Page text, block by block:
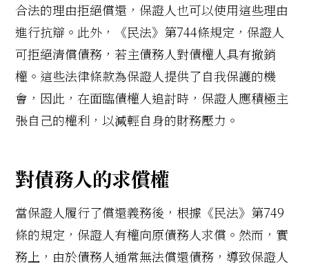
合法的理由拒絕償還，保證人也可以使用這些理由
進行抗辯。此外，《民法》第744條規定，保證人
可拒絕清償債務，若主債務人對債權人具有撤銷
權。這些法律條款為保證人提供了自我保護的機
會，因此，在面臨債權人追討時，保證人應積極主
張自己的權利，以減輕自身的財務壓力。
對債務人的求償權
當保證人履行了償還義務後，根據《民法》第749
條的規定，保證人有權向原債務人求償。然而，實
務上，由於債務人通常無法償還債務，導致保證人